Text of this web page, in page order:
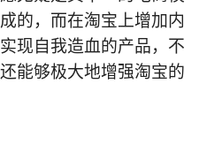
的，而在淘宝上增加内
现自我造血的产品，不
能够极大地增强淘宝的